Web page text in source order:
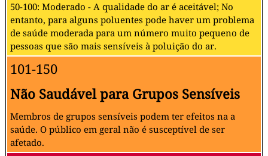
50-100: Moderado - A qualidade do ar é aceitável; No
entanto, para alguns poluentes pode haver um problema
de saúde moderada para um número muito pequeno de
pessoas que são mais sensíveis à poluição do ar.
101-150
Não Saudável para Grupos Sensíveis
Membros de grupos sensíveis podem ter efeitos na a
saúde. O público em geral não é susceptível de ser
afetado.